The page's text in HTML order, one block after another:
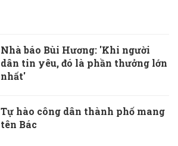
Nhà báo Bùi Hương: 'Khi người
dân tin yêu, đó là phần thưởng lớn
nhất'
Tự hào công dân thành phố mang
tên Bác